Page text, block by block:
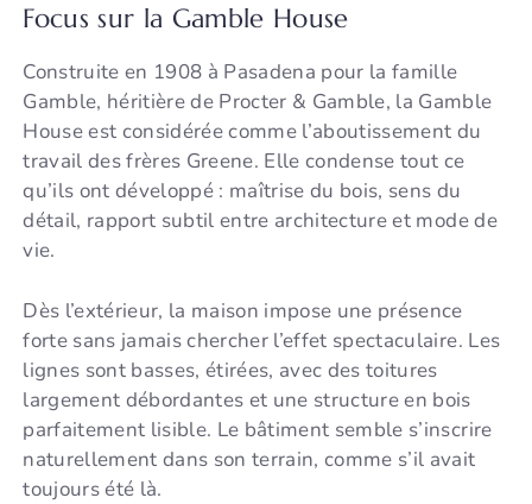
Focus sur la Gamble House
Construite en 1908 à Pasadena pour la famille
Gamble, héritière de Procter & Gamble, la Gamble
House est considérée comme l’aboutissement du
travail des frères Greene. Elle condense tout ce
qu’ils ont développé : maîtrise du bois, sens du
détail, rapport subtil entre architecture et mode de
vie.
Dès l’extérieur, la maison impose une présence
forte sans jamais chercher l’effet spectaculaire. Les
lignes sont basses, étirées, avec des toitures
largement débordantes et une structure en bois
parfaitement lisible. Le bâtiment semble s’inscrire
naturellement dans son terrain, comme s’il avait
toujours été là.